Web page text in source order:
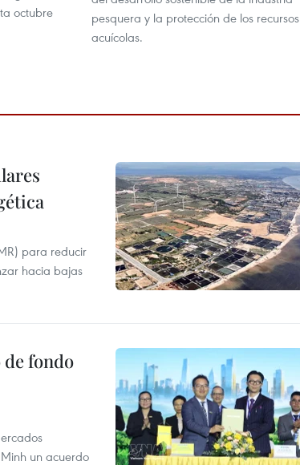
octubre
pesquera y la protección de los recursos
acuícolas.
para reducir
hacia bajas
fondo
un acuerdo